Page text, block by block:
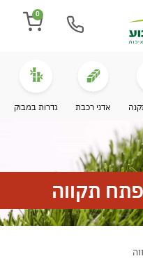
0
אדני רכבת גדרות במבוק
תקווה